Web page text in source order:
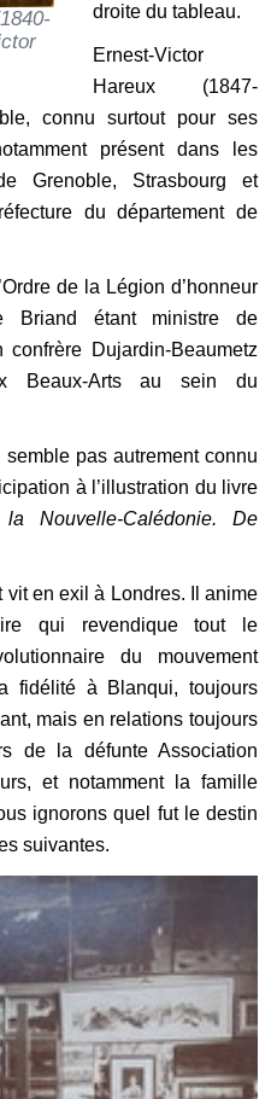
droite du tableau.
Ernest-Victor
Hareux (1847-
connu surtout pour ses
présent dans les
Grenoble, Strasbourg et
du département de
de la Légion d’honneur
Briand étant ministre de
confrère Dujardin-Beaumetz
Beaux-Arts au sein du
pas autrement connu
à l’illustration du livre
Nouvelle-Calédonie. De
en exil à Londres. Il anime
qui revendique tout le
du mouvement
fidélité à Blanqui, toujours
mais en relations toujours
de la défunte Association
et notamment la famille
ignorons quel fut le destin
suivantes.